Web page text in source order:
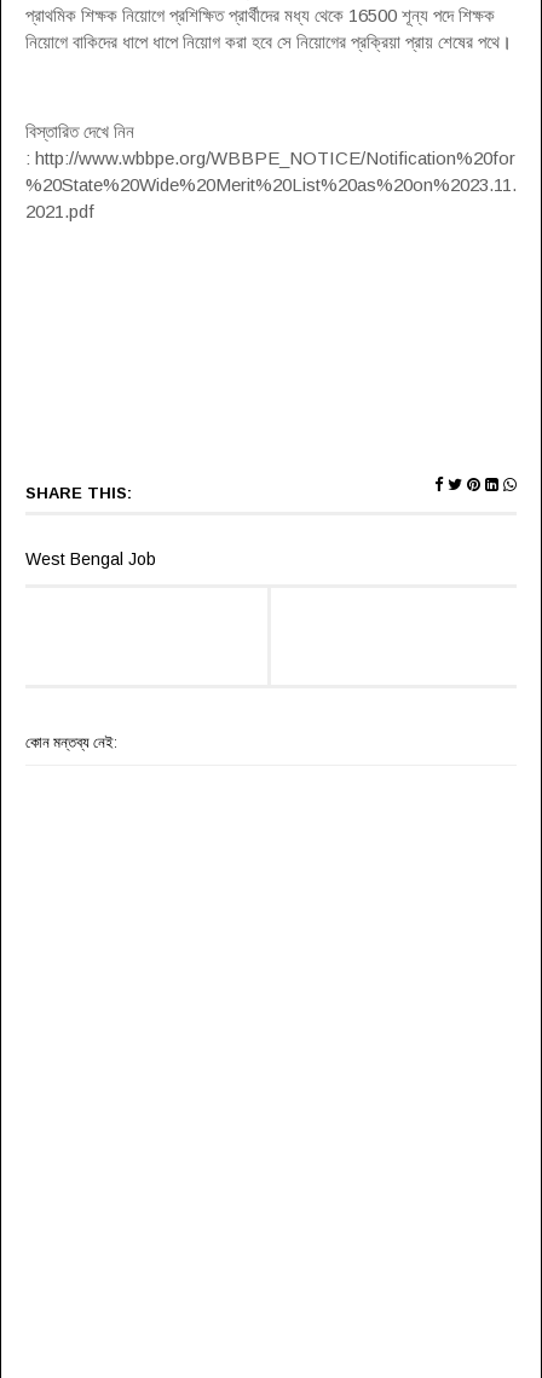
প্রাথমিক শিক্ষক নিয়োগে প্রশিক্ষিত প্রার্থীদের মধ্য থেকে 16500 শূন্য পদে শিক্ষক
নিয়োগে বাকিদের ধাপে ধাপে নিয়োগ করা হবে সে নিয়োগের প্রক্রিয়া প্রায় শেষের পথে ।
বিস্তারিত দেখে নিন
: http://www.wbbpe.org/WBBPE_NOTICE/Notification%20for
%20State%20Wide%20Merit%20List%20as%20on%2023.11.
2021.pdf
SHARE THIS:
West Bengal Job
কোন মন্তব্য নেই: